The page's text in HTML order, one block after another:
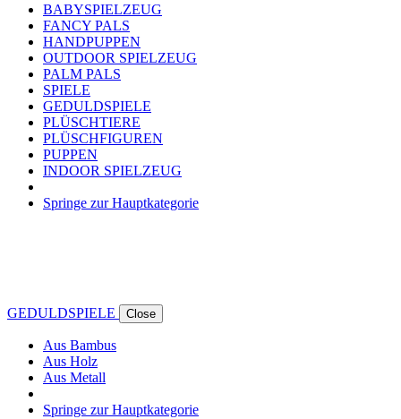
BABYSPIELZEUG
FANCY PALS
HANDPUPPEN
OUTDOOR SPIELZEUG
PALM PALS
SPIELE
GEDULDSPIELE
PLÜSCHTIERE
PLÜSCHFIGUREN
PUPPEN
INDOOR SPIELZEUG
Springe zur Hauptkategorie
GEDULDSPIELE Close
Aus Bambus
Aus Holz
Aus Metall
Springe zur Hauptkategorie